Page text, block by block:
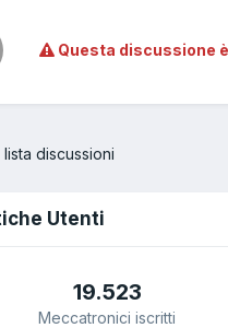
Questa discussione
lista discussioni
Utenti
19.523
Meccatronici iscritti